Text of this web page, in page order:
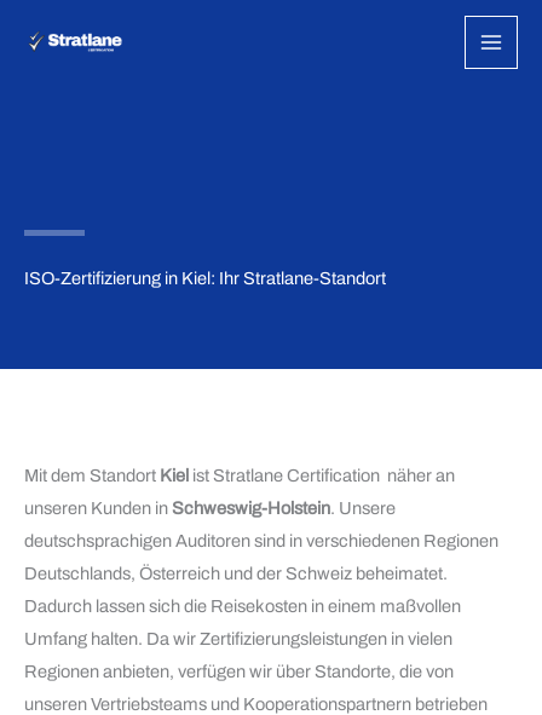
Inhalt
ISO-Zertifizierung in Kiel: Ihr Stratlane-Standort
Mit dem Standort Kiel ist Stratlane Certification näher an
unseren Kunden in Schweswig-Holstein. Unsere
deutschsprachigen Auditoren sind in verschiedenen Regionen
Deutschlands, Österreich und der Schweiz beheimatet.
Dadurch lassen sich die Reisekosten in einem maßvollen
Umfang halten. Da wir Zertifizierungsleistungen in vielen
Regionen anbieten, verfügen wir über Standorte, die von
unseren Vertriebsteams und Kooperationspartnern betrieben